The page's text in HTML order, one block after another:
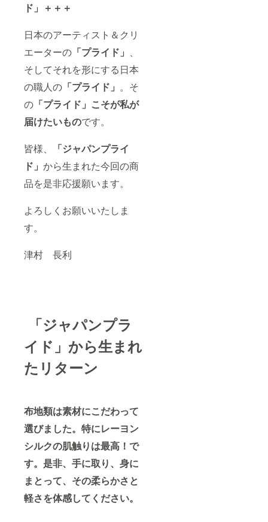
ド」＋＋＋
日本のアーティスト＆クリ
エーターの 「プライド」 、
そしてそれを形にする日本
の職人の 「プライド」 。そ
の 「プライド」こそが私が
届けたいものです。
皆様、
「ジャパンプライ
ド」 から生まれた今回の商
品を是非応援願います。
よろしくお願いいたしま
す。
津村 長利
「ジャパンプラ
イド」から生まれ
たリターン
布地類は素材にこだわって
選びました。特にレーヨン
シルクの肌触りは最高！で
す。是非、手に取り、身に
まとって、その柔らかさと
軽さを体感してください。